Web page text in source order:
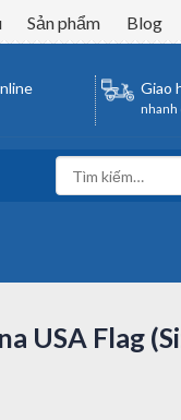
Sản phẩm Blog
Giao
nhanh
kiếm:
USA Flag